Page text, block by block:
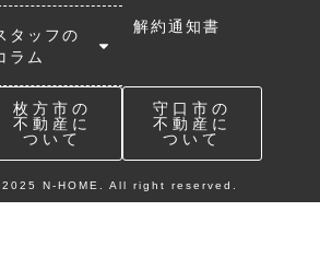
タッフの
ラム
解約通知書
枚方市の
不動産に
ついて
守口市の
不動産に
ついて
N-HOME. All right reserved.